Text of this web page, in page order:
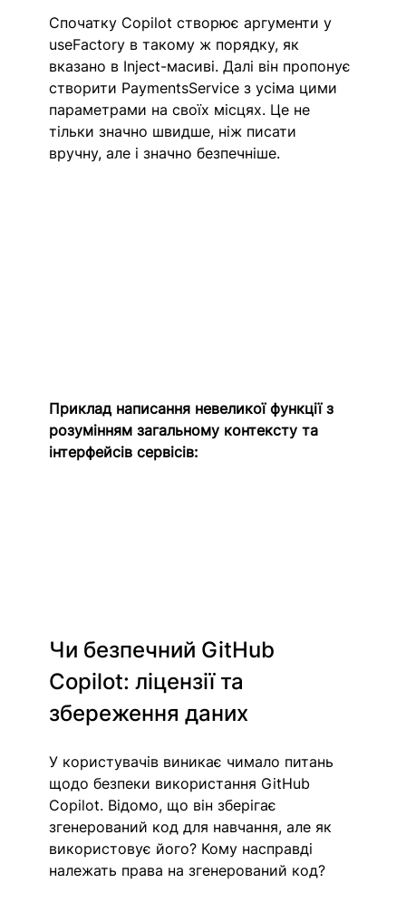
Спочатку Copilot створює аргументи у
useFactory в такому ж порядку, як
вказано в Inject-масиві. Далі він пропонує
створити PaymentsService з усіма цими
параметрами на своїх місцях. Це не
тільки значно швидше, ніж писати
вручну, але і значно безпечніше.
Приклад написання невеликої функції з
розумінням загальному контексту та
інтерфейсів сервісів:
Чи безпечний GitHub
Copilot: ліцензії та
збереження даних
У користувачів виникає чимало питань
щодо безпеки використання GitHub
Copilot. Відомо, що він зберігає
згенерований код для навчання, але як
використовує його? Кому насправді
належать права на згенерований код?